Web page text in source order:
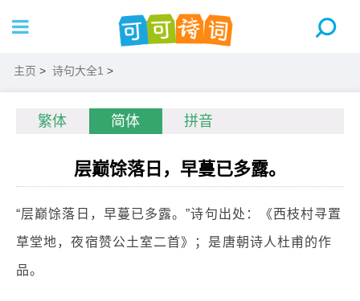
主页 > 诗句大全1 >
繁体 简体 拼音
层巅馀落日，早蔓已多露。
“层巅馀落日，早蔓已多露。”诗句出处：《西枝村寻置
草堂地，夜宿赞公土室二首》；是唐朝诗人杜甫的作
品。